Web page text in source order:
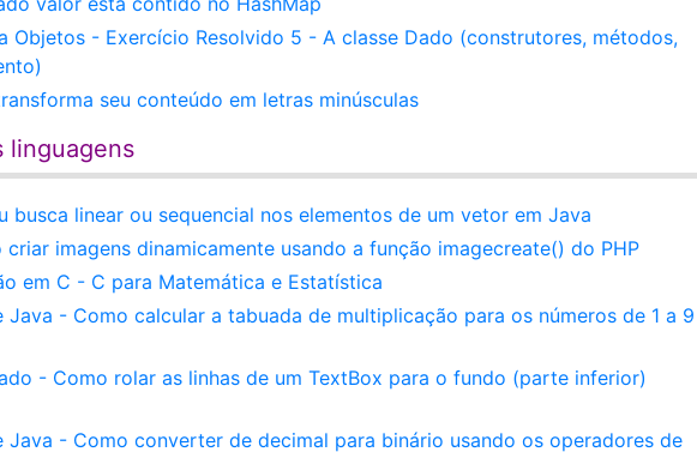
Objetos - Exercício Resolvido 5 - A classe Dado (construtores, métodos,
seu conteúdo em letras minúsculas
linguagens
busca linear ou sequencial nos elementos de um vetor em Java
imagens dinamicamente usando a função imagecreate() do PHP
em C - C para Matemática e Estatística
Java - Como calcular a tabuada de multiplicação para os números de 1 a 9
- Como rolar as linhas de um TextBox para o fundo (parte inferior)
Java - Como converter de decimal para binário usando os operadores de